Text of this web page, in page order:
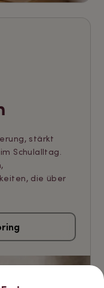
stärkt
Schulalltag.
die über